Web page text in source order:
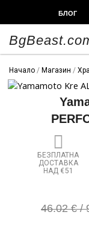
БЛОГ
Начало / Магазин /
БЕЗПЛАТНА
ДОСТАВКА
НАД €51
46.02€/
Original